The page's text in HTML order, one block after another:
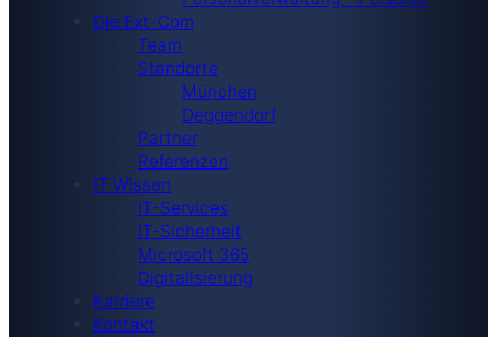
Die Ext-Com
Team
Standorte
München
Deggendorf
Partner
Referenzen
IT Wissen
IT-Services
IT-Sicherheit
Microsoft 365
Digitalisierung
Karriere
Kontakt